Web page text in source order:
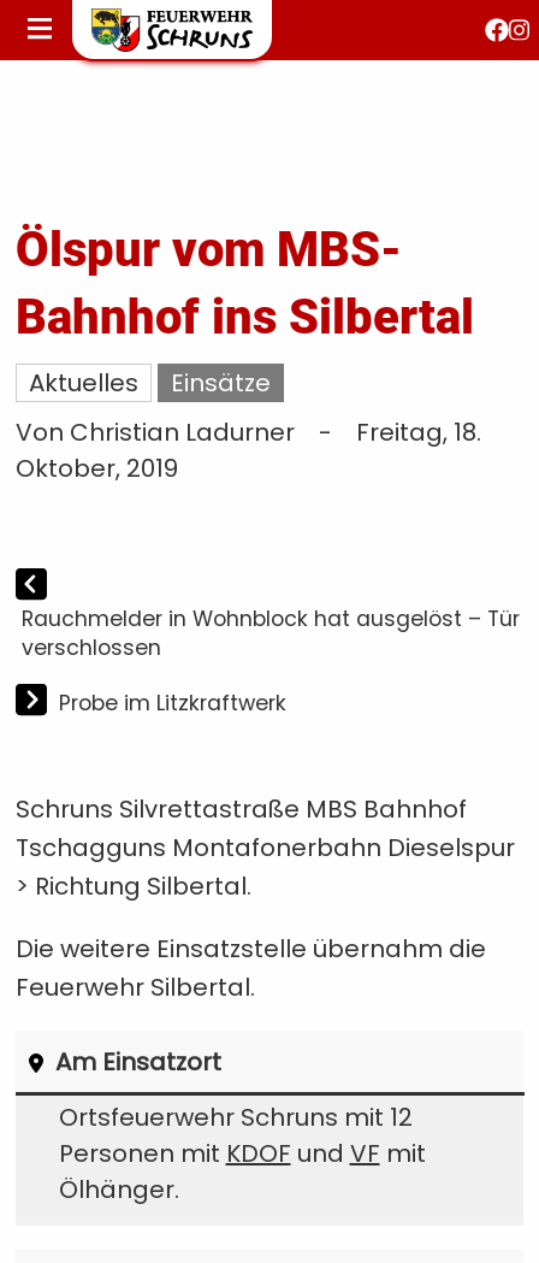
STARTSEITE
AKTUELLES
Ölspur vom MBS-
Bahnhof ins Silbertal
Aktuelles
Einsätze
Von Christian Ladurner
-
Freitag, 18.
Oktober, 2019
Rauchmelder in Wohnblock hat ausgelöst – Tür
verschlossen
Probe im Litzkraftwerk
Schruns Silvrettastraße MBS Bahnhof
Tschagguns Montafonerbahn Dieselspur
> Richtung Silbertal.
Die weitere Einsatzstelle übernahm die
Feuerwehr Silbertal.
Am Einsatzort
Ortsfeuerwehr Schruns mit 12
Personen mit KDOF und VF mit
Ölhänger.